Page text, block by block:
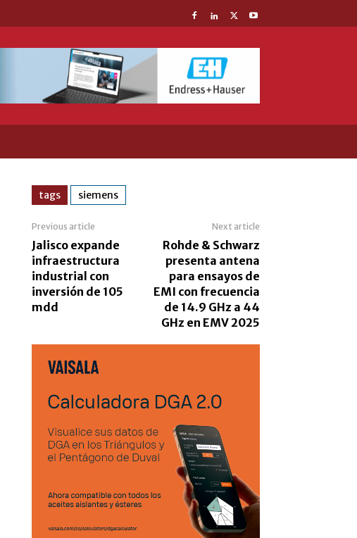
tags siemens
Previous article
Jalisco expande
infraestructura
industrial con
inversión de 105
mdd
Next article
Rohde & Schwarz
presenta antena
para ensayos de
EMI con frecuencia
de 14.9 GHz a 44
GHz en EMV 2025